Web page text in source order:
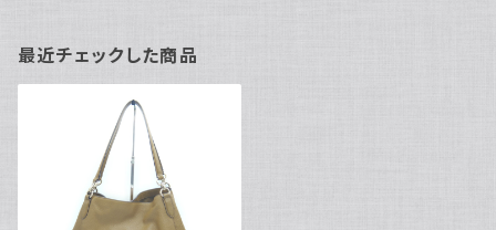
最近チェックした商品